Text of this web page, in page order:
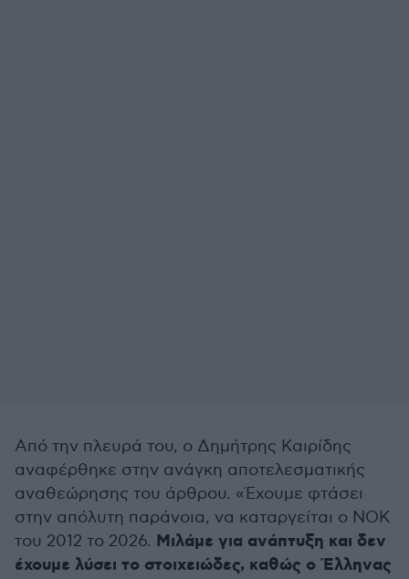
Από την πλευρά του, ο Δημήτρης Καιρίδης
αναφέρθηκε στην ανάγκη αποτελεσματικής
αναθεώρησης του άρθρου. «Έχουμε φτάσει
στην απόλυτη παράνοια, να καταργείται ο ΝΟΚ
του 2012 το 2026. Μιλάμε για ανάπτυξη και δεν
έχουμε λύσει το στοιχειώδες, καθώς ο Έλληνας